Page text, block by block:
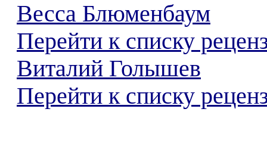
Весса Блюменбаум
Перейти к списку
Виталий Голышев
Перейти к списку